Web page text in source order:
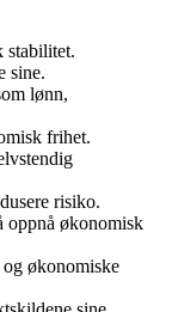
stabilitet.
sine.
lønn,
frihet.
risiko.
økonomisk
økonomiske